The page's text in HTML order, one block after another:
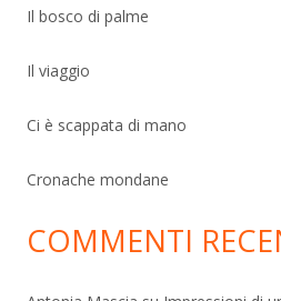
Il bosco di palme
Il viaggio
Ci è scappata di mano
Cronache mondane
COMMENTI